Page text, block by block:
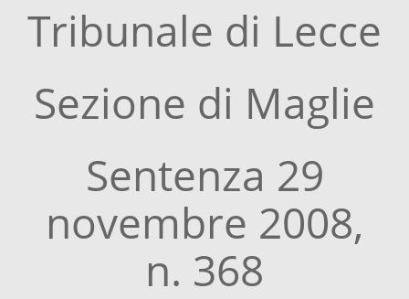
Tribunale di Lecce
Sezione di Maglie
Sentenza 29
novembre 2008,
n. 368